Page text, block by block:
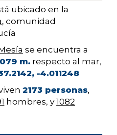
ubicado en la
, comunidad
se encuentra a
m. respecto al mar,
-4.011248
2173 personas,
hombres, y 1082